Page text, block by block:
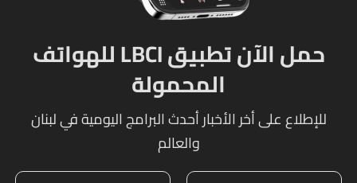
حمل الآن تطبيق LBCI للهواتف
المحمولة
للإطلاع على أخر الأخبار أحدث البرامج اليومية في لبنان
والعالم